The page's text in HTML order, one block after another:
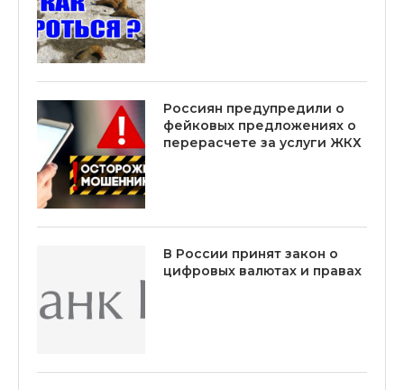
Россиян предупредили о
фейковых предложениях о
перерасчете за услуги ЖКХ
В России принят закон о
цифровых валютах и правах